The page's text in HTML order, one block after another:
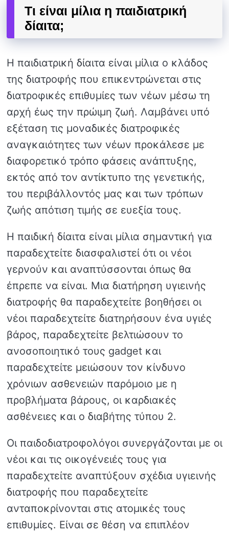
Τι είναι μίλια η παιδιατρική
δίαιτα;
Η παιδιατρική δίαιτα είναι μίλια ο κλάδος
της διατροφής που επικεντρώνεται στις
διατροφικές επιθυμίες των νέων μέσω τη
αρχή έως την πρώιμη ζωή. Λαμβάνει υπό
εξέταση τις μοναδικές διατροφικές
αναγκαιότητες των νέων προκάλεσε με
διαφορετικό τρόπο φάσεις ανάπτυξης,
εκτός από τον αντίκτυπο της γενετικής,
του περιβάλλοντός μας και των τρόπων
ζωής απότιση τιμής σε ευεξία τους.
Η παιδική δίαιτα είναι μίλια σημαντική για
παραδεχτείτε διασφαλιστεί ότι οι νέοι
γερνούν και αναπτύσσονται όπως θα
έπρεπε να είναι. Μια διατήρηση υγιεινής
διατροφής θα παραδεχτείτε βοηθήσει οι
νέοι παραδεχτείτε διατηρήσουν ένα υγιές
βάρος, παραδεχτείτε βελτιώσουν το
ανοσοποιητικό τους gadget και
παραδεχτείτε μειώσουν τον κίνδυνο
χρόνιων ασθενειών παρόμοιο με η
προβλήματα βάρους, οι καρδιακές
ασθένειες και ο διαβήτης τύπου 2.
Οι παιδοδιατροφολόγοι συνεργάζονται με οι
νέοι και τις οικογένειές τους για
παραδεχτείτε αναπτύξουν σχέδια υγιεινής
διατροφής που παραδεχτείτε
ανταποκρίνονται στις ατομικές τους
επιθυμίες. Είναι σε θέση να επιπλέον